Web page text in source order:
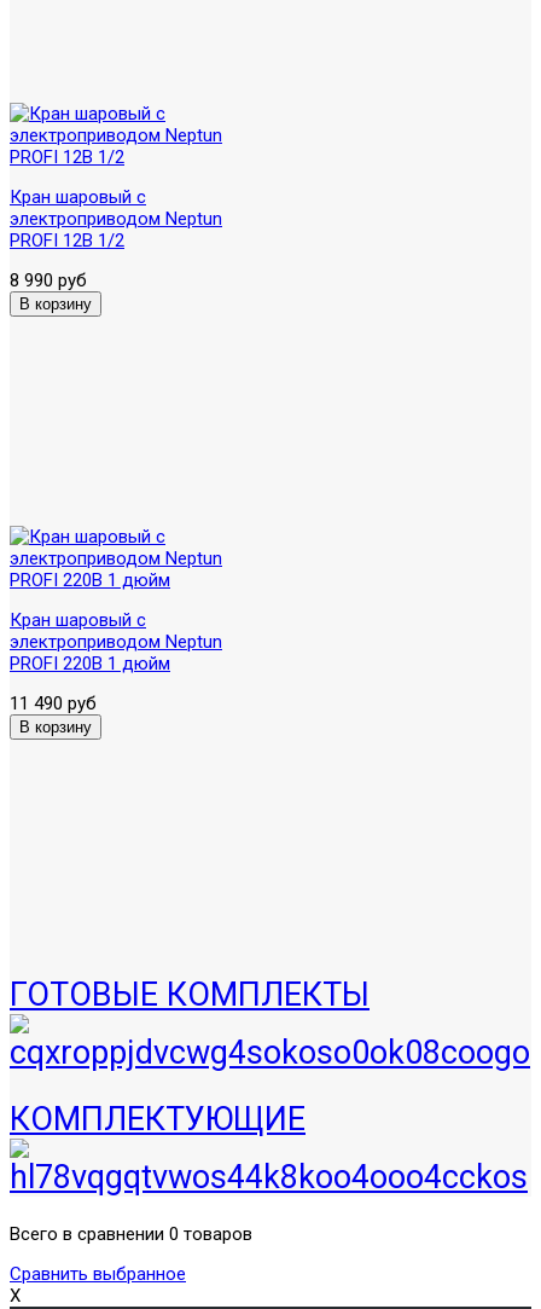
Кран шаровый с
электроприводом Neptun
PROFI 12В 1/2
8 990 руб
Кран шаровый с
электроприводом Neptun
PROFI 220В 1 дюйм
11 490 руб
ГОТОВЫЕ КОМПЛЕКТЫ
КОМПЛЕКТУЮЩИЕ
Всего в сравнении 0 товаров
Сравнить выбранное
X